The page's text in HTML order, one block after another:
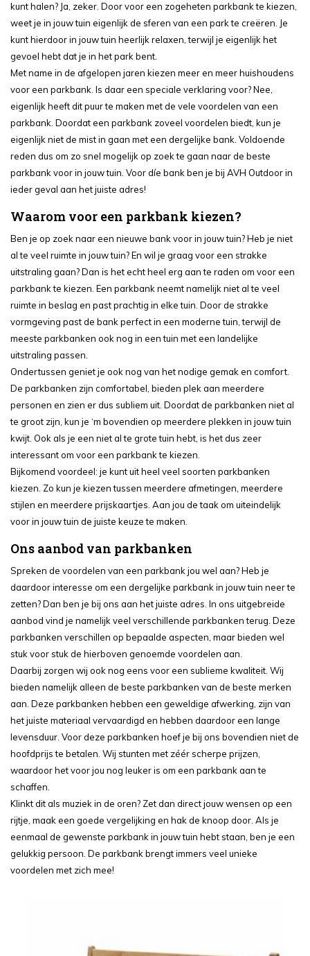
kunt halen? Ja, zeker. Door voor een zogeheten parkbank te kiezen,
weet je in jouw tuin eigenlijk de sferen van een park te creëren. Je
kunt hierdoor in jouw tuin heerlijk relaxen, terwijl je eigenlijk het
gevoel hebt dat je in het park bent.
Met name in de afgelopen jaren kiezen meer en meer huishoudens
voor een parkbank. Is daar een speciale verklaring voor? Nee,
eigenlijk heeft dit puur te maken met de vele voordelen van een
parkbank. Doordat een parkbank zoveel voordelen biedt, kun je
eigenlijk niet de mist in gaan met een dergelijke bank. Voldoende
reden dus om zo snel mogelijk op zoek te gaan naar de beste
parkbank voor in jouw tuin. Voor díe bank ben je bij AVH Outdoor in
ieder geval aan het juiste adres!
Waarom voor een parkbank kiezen?
Ben je op zoek naar een nieuwe bank voor in jouw tuin? Heb je niet
al te veel ruimte in jouw tuin? En wil je graag voor een strakke
uitstraling gaan? Dan is het echt heel erg aan te raden om voor een
parkbank te kiezen. Een parkbank neemt namelijk niet al te veel
ruimte in beslag en past prachtig in elke tuin. Door de strakke
vormgeving past de bank perfect in een moderne tuin, terwijl de
meeste parkbanken ook nog in een tuin met een landelijke
uitstraling passen.
Ondertussen geniet je ook nog van het nodige gemak en comfort.
De parkbanken zijn comfortabel, bieden plek aan meerdere
personen en zien er dus subliem uit. Doordat de parkbanken niet al
te groot zijn, kun je ‘m bovendien op meerdere plekken in jouw tuin
kwijt. Ook als je een niet al te grote tuin hebt, is het dus zeer
interessant om voor een parkbank te kiezen.
Bijkomend voordeel: je kunt uit heel veel soorten parkbanken
kiezen. Zo kun je kiezen tussen meerdere afmetingen, meerdere
stijlen en meerdere prijskaartjes. Aan jou de taak om uiteindelijk
voor in jouw tuin de juiste keuze te maken.
Ons aanbod van parkbanken
Spreken de voordelen van een parkbank jou wel aan? Heb je
daardoor interesse om een dergelijke parkbank in jouw tuin neer te
zetten? Dan ben je bij ons aan het juiste adres. In ons uitgebreide
aanbod vind je namelijk veel verschillende parkbanken terug. Deze
parkbanken verschillen op bepaalde aspecten, maar bieden wel
stuk voor stuk de hierboven genoemde voordelen aan.
Daarbij zorgen wij ook nog eens voor een sublieme kwaliteit. Wij
bieden namelijk alleen de beste parkbanken van de beste merken
aan. Deze parkbanken hebben een geweldige afwerking, zijn van
het juiste materiaal vervaardigd en hebben daardoor een lange
levensduur. Voor deze parkbanken hoef je bij ons bovendien niet de
hoofdprijs te betalen. Wij stunten met zéér scherpe prijzen,
waardoor het voor jou nog leuker is om een parkbank aan te
schaffen.
Klinkt dit als muziek in de oren? Zet dan direct jouw wensen op een
rijtje, maak een goede vergelijking en hak de knoop door. Als je
eenmaal de gewenste parkbank in jouw tuin hebt staan, ben je een
gelukkig persoon. De parkbank brengt immers veel unieke
voordelen met zich mee!